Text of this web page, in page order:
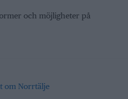
och möjligheter på